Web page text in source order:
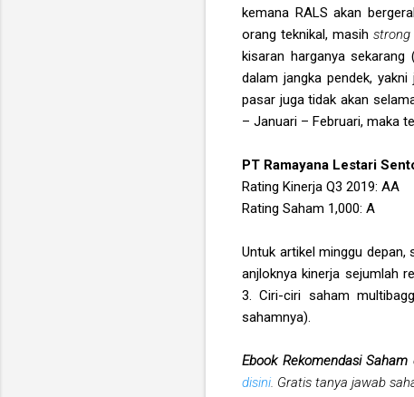
kemana RALS akan
orang teknikal, masih
kisaran harganya
dalam jangka pendek,
pasar juga tidak akan
– Januari – Februari, maka
PT Ramayana Lestari
Rating Kinerja Q3 2019: AA
Rating Saham 1,000: A
Untuk artikel minggu depan,
anjloknya kinerja sejumlah
3. Ciri-ciri saham
sahamnya).
Ebook Rekomendasi Saham
disini . Gratis tanya jawab